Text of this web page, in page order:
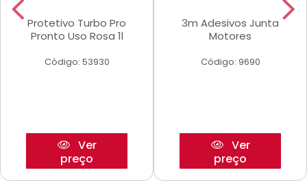
Protetivo Turbo Pro
Pronto Uso Rosa 1l
Código: 53930
Ver
preço
3m Adesivos Junta
Motores
Código: 9690
Ver
preço